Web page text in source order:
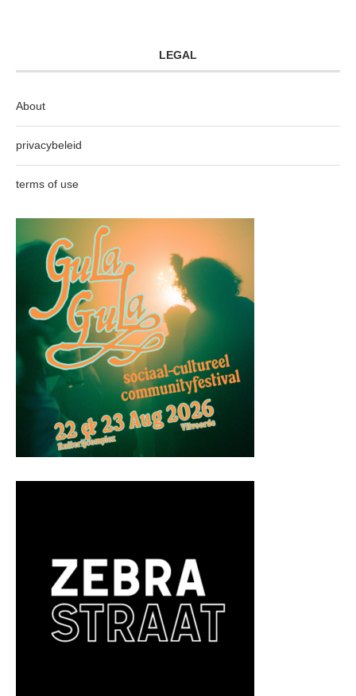
LEGAL
About
privacybeleid
terms of use